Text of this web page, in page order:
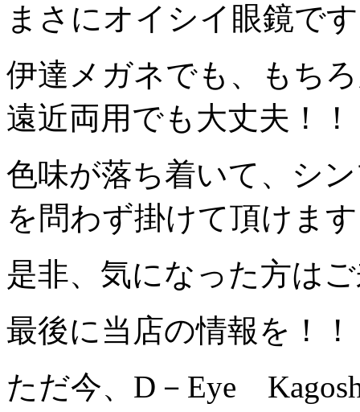
まさにオイシイ眼鏡で
伊達メガネでも、もち
遠近両用でも大丈夫！！
色味が落ち着いて、シ
を問わず掛けて頂けま
是非、気になった方は
最後に当店の情報を！！
ただ今、D－Eye